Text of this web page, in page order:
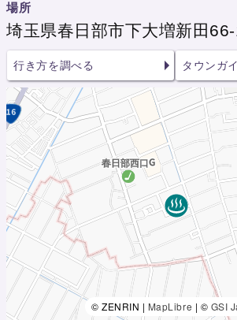
場所
埼玉県春日部市下大増新田
行き方を調べる タウンガ
© ZENRIN | MapLibre | © GSI